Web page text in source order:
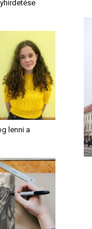
lenni a